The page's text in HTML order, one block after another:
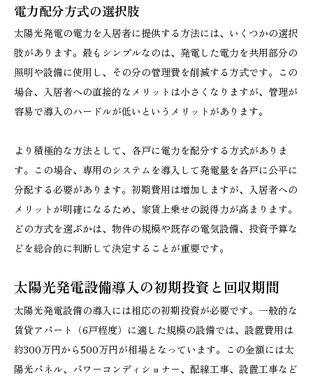
電力配分方式の選択肢
太陽光発電の電力を入居者に提供する方法には、いくつかの選択
肢があります。最もシンプルなのは、発電した電力を共用部分の
照明や設備に使用し、その分の管理費を削減する方式です。この
場合、入居者への直接的なメリットは小さくなりますが、管理が
容易で導入のハードルが低いというメリットがあります。
より積極的な方法として、各戸に電力を配分する方式がありま
す。この場合、専用のシステムを導入して発電量を各戸に公平に
分配する必要があります。初期費用は増加しますが、入居者への
メリットが明確になるため、家賃上乗せの説得力が高まります。
どの方式を選ぶかは、物件の規模や既存の電気設備、投資予算な
どを総合的に判断して決定することが重要です。
太陽光発電設備導入の初期投資と回収期間
太陽光発電設備の導入には相応の初期投資が必要です。一般的な
賃貸アパート（6戸程度）に適した規模の設備では、設置費用は
約300万円から500万円が相場となっています。この金額には太
陽光パネル、パワーコンディショナー、配線工事、設置工事など